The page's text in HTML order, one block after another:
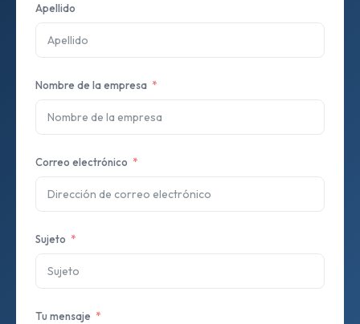
Apellido
Nombre de la empresa
Correo electrónico
Sujeto
Tu mensaje